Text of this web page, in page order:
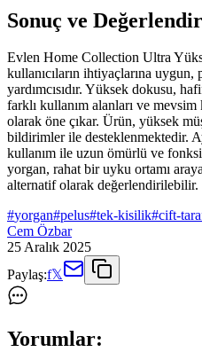
Sonuç ve
Evlen Home Collection Ultra
kullanıcıların ihtiyaçlarına
yardımcısıdır. Yüksek dokusu,
farklı kullanım alanları ve
olarak öne çıkar. Ürün, yüksek
bildirimler ile desteklenmektedir.
kullanım ile uzun ömürlü ve
yorgan, rahat bir uyku ortamı
alternatif olarak değerlendirilebilir.
#yorgan#pelus#tek-kisilik#cift-
Cem Özbar
25 Aralık 2025
Paylaş:f𝕏
Yorumlar: